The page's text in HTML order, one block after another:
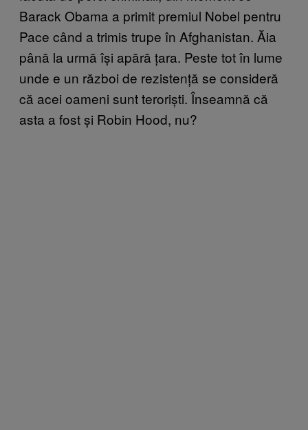
Barack Obama a primit premiul Nobel pentru
Pace când a trimis trupe în Afghanistan. Ăia
până la urmă își apără țara. Peste tot în lume
unde e un război de rezistență se consideră
că acei oameni sunt teroriști. Înseamnă că
asta a fost și Robin Hood, nu?